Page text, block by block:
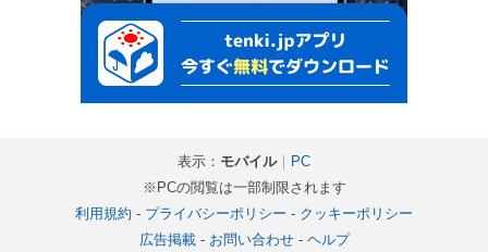
表示： モバイル｜ PC
※PCの閲覧は一部制限されます
利用規約 - プライバシーポリシー - クッキーポリシー
広告掲載- お問い合わせ- ヘルプ